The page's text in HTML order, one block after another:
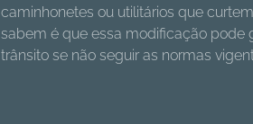
caminhonetes ou utilitários que
sabem é que essa modificação pode
trânsito se não seguir as normas